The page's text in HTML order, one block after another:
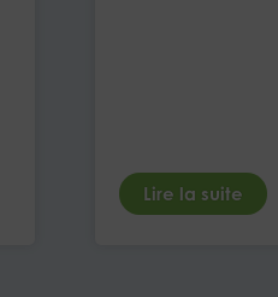
Lire la suite